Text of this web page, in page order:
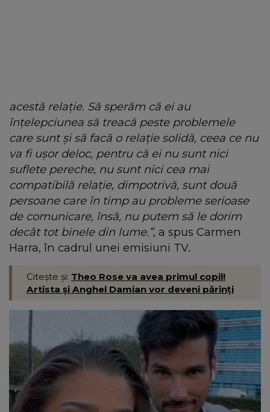
acestă relație. Să sperăm că ei au
înțelepciunea să treacă peste problemele
care sunt și să facă o relație solidă, ceea ce nu
va fi ușor deloc, pentru că ei nu sunt nici
suflete pereche, nu sunt nici cea mai
compatibilă relație, dimpotrivă, sunt două
persoane care în timp au probleme serioase
de comunicare, însă, nu putem să le dorim
decât tot binele din lume.”, a spus Carmen
Harra, în cadrul unei emisiuni TV.
Citește și: Theo Rose va avea primul copil!
Artista și Anghel Damian vor deveni părinți